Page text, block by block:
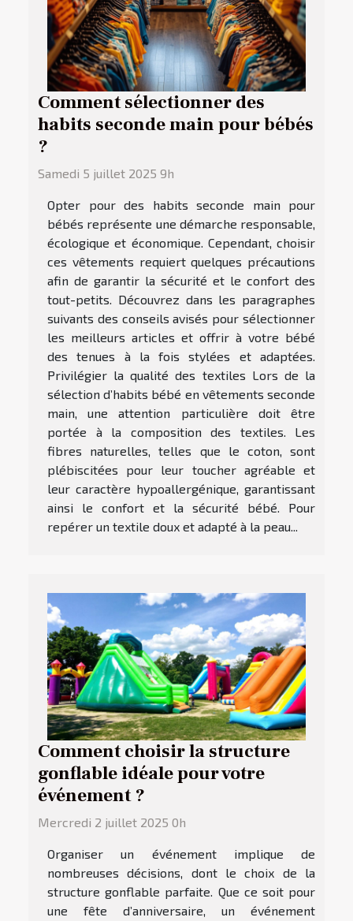
Comment sélectionner des
habits seconde main pour bébés
?
Samedi 5 juillet 2025 9h
Opter pour des habits seconde main pour
bébés représente une démarche responsable,
écologique et économique. Cependant, choisir
ces vêtements requiert quelques précautions
afin de garantir la sécurité et le confort des
tout-petits. Découvrez dans les paragraphes
suivants des conseils avisés pour sélectionner
les meilleurs articles et offrir à votre bébé
des tenues à la fois stylées et adaptées.
Privilégier la qualité des textiles Lors de la
sélection d’habits bébé en vêtements seconde
main, une attention particulière doit être
portée à la composition des textiles. Les
fibres naturelles, telles que le coton, sont
plébiscitées pour leur toucher agréable et
leur caractère hypoallergénique, garantissant
ainsi le confort et la sécurité bébé. Pour
repérer un textile doux et adapté à la peau...
Comment choisir la structure
gonflable idéale pour votre
événement ?
Mercredi 2 juillet 2025 0h
Organiser un événement implique de
nombreuses décisions, dont le choix de la
structure gonflable parfaite. Que ce soit pour
une fête d’anniversaire, un événement